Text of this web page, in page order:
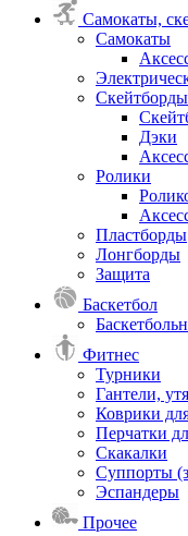
Самокаты,
Самокаты
Скейтборды
Дэки
Ролики
Пластборды
Лонгборды
Защита
Баскетбол
Фитнес
Турники
Гантели,
Коврики
Перчатки
Скакалки
Суппорты
Эспандеры
Прочее